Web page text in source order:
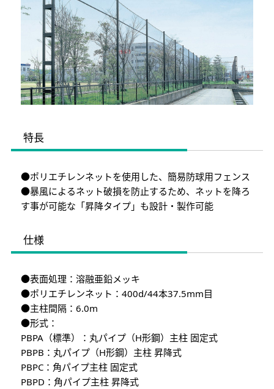
求人情報
お問合わせ
特長
●ポリエチレンネットを使用した、簡易防球用フェンス
●暴風によるネット破損を防止するため、ネットを降ろ
す事が可能な「昇降タイプ」も設計・製作可能
仕様
●表面処理：溶融亜鉛メッキ
●ポリエチレンネット：400d/44本37.5mm目
●主柱間隔：6.0m
●形式：
PBPA（標準）：丸パイプ（H形鋼）主柱 固定式
PBPB：丸パイプ（H形鋼）主柱 昇降式
PBPC：角パイプ主柱 固定式
PBPD：角パイプ主柱 昇降式